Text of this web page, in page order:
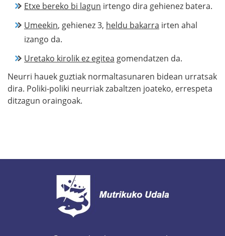
Etxe bereko bi lagun irtengo dira gehienez batera.
Umeekin, gehienez 3, heldu bakarra irten ahal
izango da.
Uretako kirolik ez egitea gomendatzen da.
Neurri hauek guztiak normaltasunaren bidean urratsak
dira. Poliki-poliki neurriak zabaltzen joateko, errespeta
ditzagun oraingoak.